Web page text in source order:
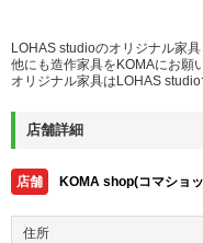
LOHAS studioのオリジナル家
他にも造作家具をKOMAにお願
オリジナル家具はLOHAS studio
店舗詳細
店舗 KOMA shop(コマショ
住所